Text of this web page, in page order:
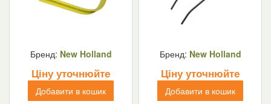
Бренд: New Holland
Ціну уточнюйте
Добавити в кошик
Бренд: New Holland
Ціну уточнюйте
Добавити в кошик